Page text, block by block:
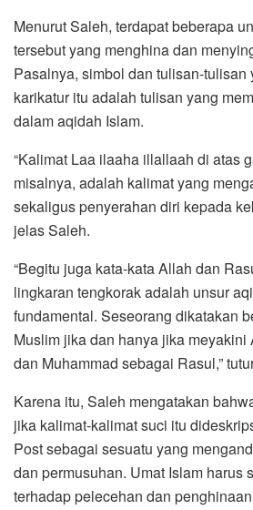
Menurut Saleh, terdapat beberapa
tersebut yang menghina dan
Pasalnya, simbol dan tulisan-tulisan
karikatur itu adalah tulisan yang
dalam aqidah Islam.
“Kalimat Laa ilaaha illallaah di atas
misalnya, adalah kalimat yang
sekaligus penyerahan diri kepada
jelas Saleh.
“Begitu juga kata-kata Allah dan
lingkaran tengkorak adalah unsur
fundamental. Seseorang dikatakan
Muslim jika dan hanya jika meyakini
dan Muhammad sebagai Rasul,”
Karena itu, Saleh mengatakan
jika kalimat-kalimat suci itu
Post sebagai sesuatu yang
dan permusuhan. Umat Islam harus
terhadap pelecehan dan